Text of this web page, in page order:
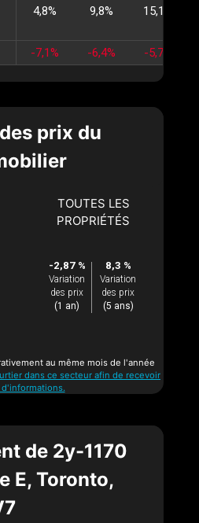
4,8% 9,8% 15,1%
-7,1% -6,4% -5,7%
prix du
TOUTES LES
PROPRIÉTÉS
-2,87 %
Variation
des prix
(1 an)
8,3 %
Variation
des prix
(5 ans)
au même mois de l'année
dans ce secteur afin de recevoir
de 2y-1170
E, Toronto,